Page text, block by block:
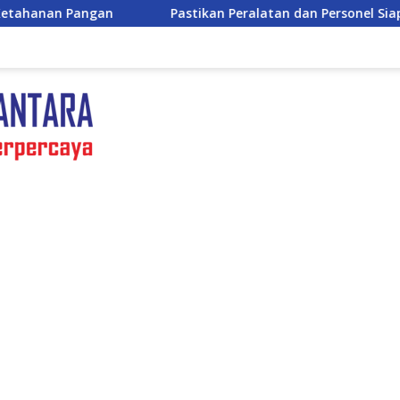
Pastikan Peralatan dan Personel Siap Siaga, Wakapolda